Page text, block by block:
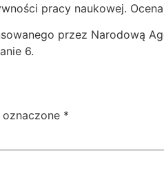
pracy naukowej.
przez Narodową
6.
*